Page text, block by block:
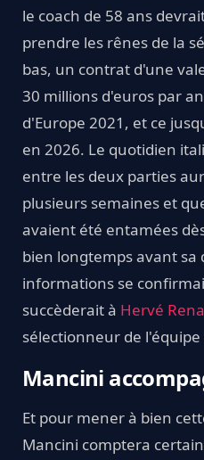
le coach de 58 ans
prendre les rênes de la
bas, un contrat d'une
30 millions d'euros par
d'Europe 2021, et ce
en 2026. Le quotidien
entre les deux parties
plusieurs semaines et
avaient été entamées
bien longtemps avant sa
informations se
succèderait à Hervé
sélectionneur de
Mancini
Et pour mener à bien
Mancini comptera